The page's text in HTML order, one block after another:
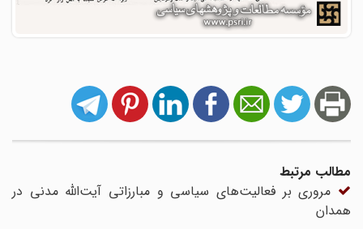
مطالب مرتبط
مروری بر فعالیت‌های سیاسی و مبارزاتی آیت‌الله مدنی در
همدان